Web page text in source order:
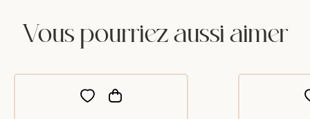
Vous pourriez aussi aimer